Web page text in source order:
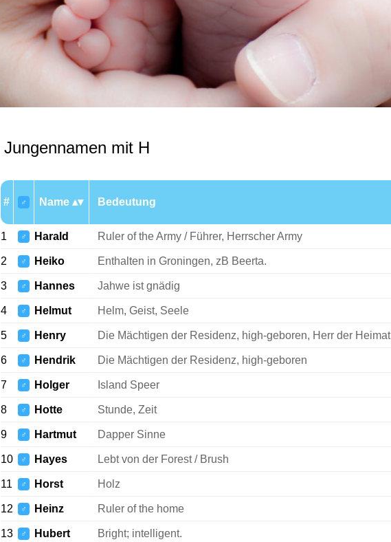
Jungennamen mit H
# ♂ Name Bedeutung
1 ♂ Harald Ruler of the Army / Führer, Herrscher Army
2 ♂ Heiko Enthalten in Groningen, zB Beerta.
3 ♂ Hannes Jahwe ist gnädig
4 ♂ Helmut Helm, Geist, Seele
5 ♂ Henry Die Mächtigen der Residenz, high-geboren, Herr der Heimat
6 ♂ Hendrik Die Mächtigen der Residenz, high-geboren
7 ♂ Holger Island Speer
8 ♂ Hotte Stunde, Zeit
9 ♂ Hartmut Dapper Sinne
10 ♂ Hayes Lebt von der Forest / Brush
11 ♂ Horst Holz
12 ♂ Heinz Ruler of the home
13 ♂ Hubert Bright; intelligent.